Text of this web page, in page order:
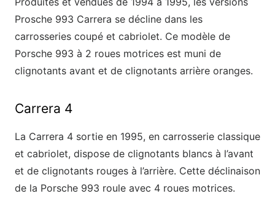
Prosche 993 Carrera se décline dans les
carrosseries coupé et cabriolet. Ce modèle de
Porsche 993 à 2 roues motrices est muni de
clignotants avant et de clignotants arrière oranges.
Carrera 4
La Carrera 4 sortie en 1995, en carrosserie classique
et cabriolet, dispose de clignotants blancs à l’avant
et de clignotants rouges à l’arrière. Cette déclinaison
de la Porsche 993 roule avec 4 roues motrices.